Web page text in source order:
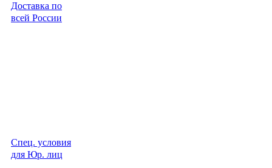
Доставка по
всей России
Спец. условия
для Юр. лиц